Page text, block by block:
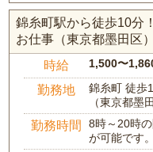
錦糸町駅から徒歩10分
お仕事（東京都墨田区）
時給 1,500〜
勤務地
錦糸町 徒歩
（東京都墨
勤務時間
8時～20時
が可能です